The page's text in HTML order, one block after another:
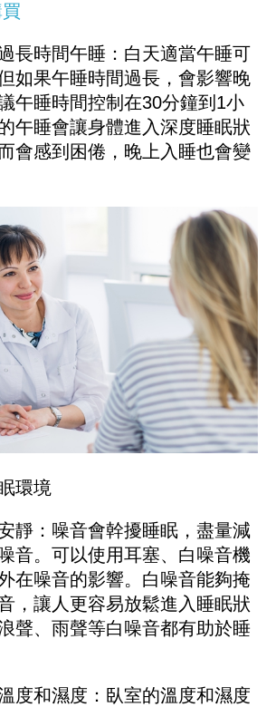
時間午睡：白天適當午睡可
如果午睡時間過長，會影響晚
午睡時間控制在30分鐘到1小
午睡會讓身體進入深度睡眠狀
會感到困倦，晚上入睡也會變
環境
：噪音會幹擾睡眠，盡量減
音。可以使用耳塞、白噪音機
在噪音的影響。白噪音能夠掩
，讓人更容易放鬆進入睡眠狀
聲、雨聲等白噪音都有助於睡
和濕度：臥室的溫度和濕度